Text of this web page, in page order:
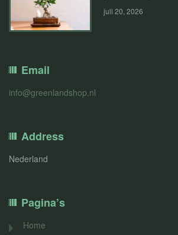
juli 20, 2026
Email
info@greenlandshop.nl
Address
Nederland
Pagina’s
Home